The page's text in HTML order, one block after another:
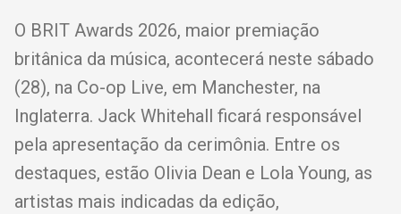
O BRIT Awards 2026, maior premiação
britânica da música, acontecerá neste sábado
(28), na Co-op Live, em Manchester, na
Inglaterra. Jack Whitehall ficará responsável
pela apresentação da cerimônia. Entre os
destaques, estão Olivia Dean e Lola Young, as
artistas mais indicadas da edição,